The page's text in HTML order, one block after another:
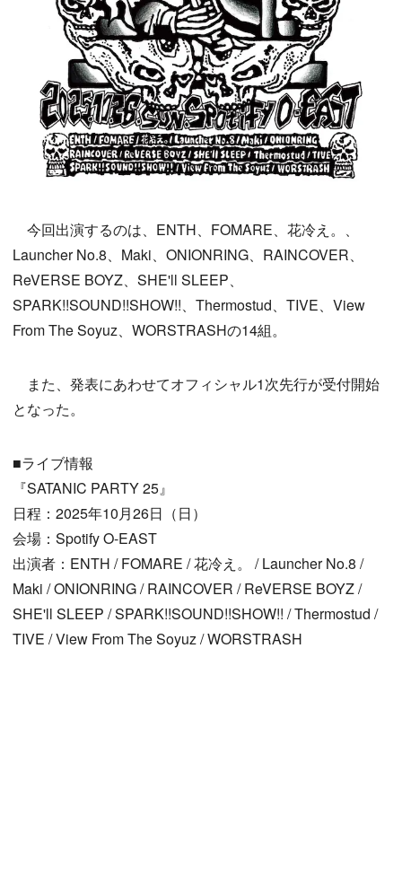
今回出演するのは、ENTH、FOMARE、花冷え。、
Launcher No.8、Maki、ONIONRING、RAINCOVER、
ReVERSE BOYZ、SHE'll SLEEP、
SPARK!!SOUND!!SHOW!!、Thermostud、TIVE、View
From The Soyuz、WORSTRASHの14組。
また、発表にあわせてオフィシャル1次先行が受付開始
となった。
■ライブ情報
『SATANIC PARTY 25』
日程：2025年10月26日（日）
会場：Spotify O-EAST
出演者：ENTH / FOMARE / 花冷え。 / Launcher No.8 /
Maki / ONIONRING / RAINCOVER / ReVERSE BOYZ /
SHE'll SLEEP / SPARK!!SOUND!!SHOW!! / Thermostud /
TIVE / View From The Soyuz / WORSTRASH